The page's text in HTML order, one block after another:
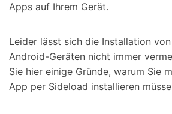
Apps auf Ihrem Gerät.
Leider lässt sich die Installation
Android-Geräten nicht immer
Sie hier einige Gründe, warum Sie
App per Sideload installieren